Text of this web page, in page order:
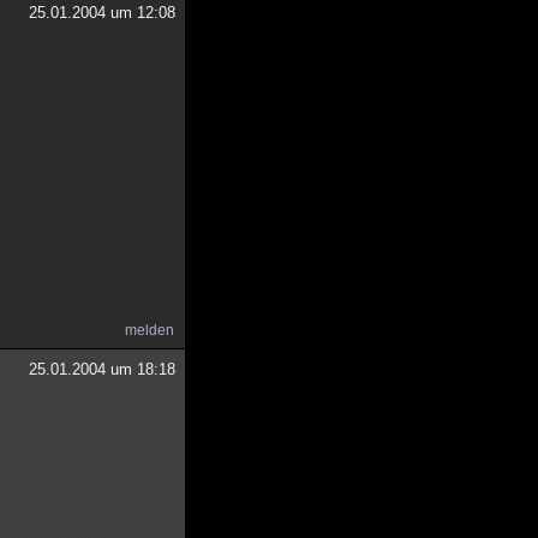
25.01.2004 um 12:08
melden
25.01.2004 um 18:18